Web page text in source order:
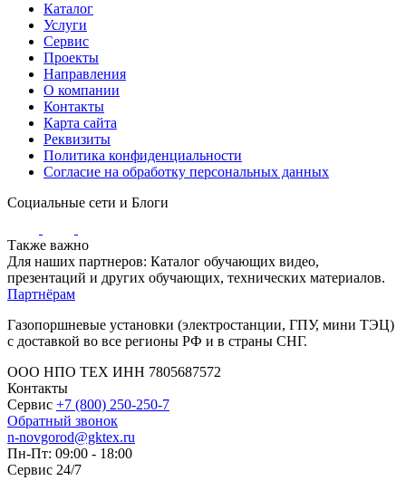
Каталог
Услуги
Сервис
Проекты
Направления
О компании
Контакты
Карта сайта
Реквизиты
Политика конфиденциальности
Согласие на обработку персональных данных
Социальные сети и Блоги
Также важно
Для наших партнеров: Каталог обучающих видео,
презентаций и других обучающих, технических материалов.
Партнёрам
Газопоршневые установки (электростанции, ГПУ, мини ТЭЦ)
с доставкой во все регионы РФ и в страны СНГ.
ООО НПО ТЕХ ИНН 7805687572
Контакты
Сервис +7 (800) 250-250-7
Обратный звонок
n-novgorod@gktex.ru
Пн-Пт: 09:00 - 18:00
Сервис 24/7